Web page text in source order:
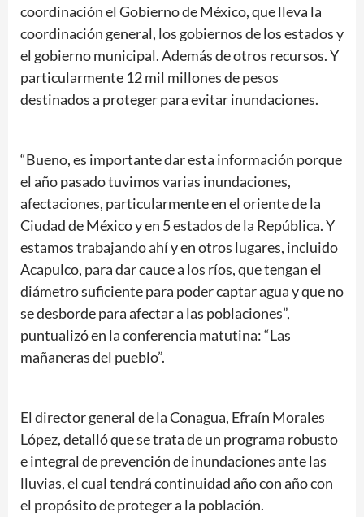
coordinación el Gobierno de México, que lleva la
coordinación general, los gobiernos de los estados y
el gobierno municipal. Además de otros recursos. Y
particularmente 12 mil millones de pesos
destinados a proteger para evitar inundaciones.
“Bueno, es importante dar esta información porque
el año pasado tuvimos varias inundaciones,
afectaciones, particularmente en el oriente de la
Ciudad de México y en 5 estados de la República. Y
estamos trabajando ahí y en otros lugares, incluido
Acapulco, para dar cauce a los ríos, que tengan el
diámetro suficiente para poder captar agua y que no
se desborde para afectar a las poblaciones”,
puntualizó en la conferencia matutina: “Las
mañaneras del pueblo”.
El director general de la Conagua, Efraín Morales
López, detalló que se trata de un programa robusto
e integral de prevención de inundaciones ante las
lluvias, el cual tendrá continuidad año con año con
el propósito de proteger a la población.